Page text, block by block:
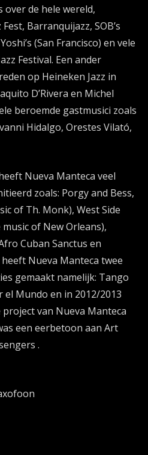
over de hele wereld,
Barranquijazz, SOB’s
(San Francisco) en vele
Festival. Een ander
op Heineken Jazz in
D’Rivera en Michel
beroemde gastmusici zoals
Hidalgo, Orestes Vilató,
Nueva Manteca veel
zoals: Porgy and Bess,
of Th. Monk), West Side
of New Orleans),
Cuban Sanctus en
Nueva Manteca twee
gemaakt namelijk: Tango
el Mundo en in 2012/2013
project van Nueva Manteca
een eerbetoon aan Art
.